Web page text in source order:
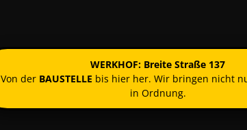
WERKHOF: Breite Straße 137
Von der BAUSTELLE bis hier her. Wir bringen nicht
in Ordnung.